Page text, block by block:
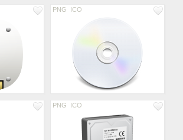
PNG ICO
PNG ICO